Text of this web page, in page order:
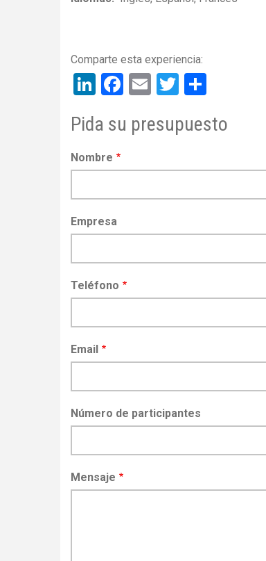
LinkedIn
Facebook
EmailTwitter
Pida su presupuesto
Nombre
Empresa
Teléfono
Email
Número de participantes
Mensaje